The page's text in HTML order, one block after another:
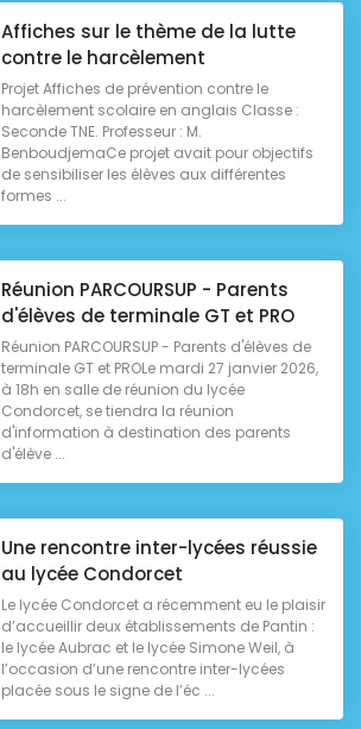
Affiches sur le thème de la lutte
contre le harcèlement
Projet Affiches de prévention contre le
harcèlement scolaire en anglais Classe :
Seconde TNE. Professeur : M.
BenboudjemaCe projet avait pour objectifs
de sensibiliser les élèves aux différentes
formes ...
Réunion PARCOURSUP - Parents
d'élèves de terminale GT et PRO
Réunion PARCOURSUP - Parents d'élèves de
terminale GT et PROLe mardi 27 janvier 2026,
à 18h en salle de réunion du lycée
Condorcet, se tiendra la réunion
d'information à destination des parents
d'élève ...
Une rencontre inter-lycées réussie
au lycée Condorcet
Le lycée Condorcet a récemment eu le plaisir
d’accueillir deux établissements de Pantin :
le lycée Aubrac et le lycée Simone Weil, à
l’occasion d’une rencontre inter-lycées
placée sous le signe de l’éc ...